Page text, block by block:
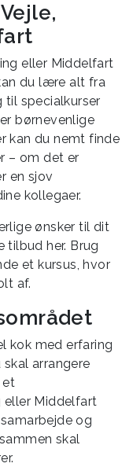
eller Middelfart
du lære alt fra
til specialkurser
børnevenlige
kan du nemt finde
– om det er
en sjov
kollegaer.
ønsker til dit
tilbud her. Brug
et kursus, hvor
af.
kok med erfaring
arrangere
et
eller Middelfart
og
skal